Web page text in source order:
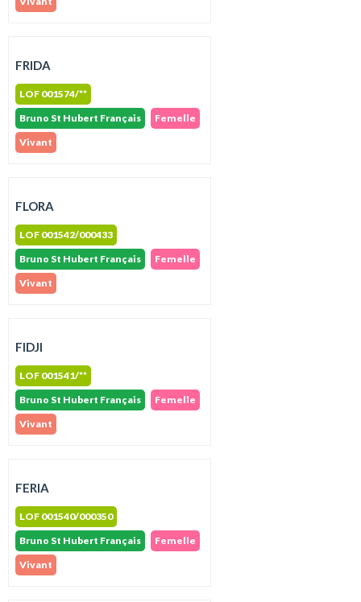
FRIDA
LOF 001574/**
Bruno St Hubert Français
Femelle
Vivant
FLORA
LOF 001542/000433
Bruno St Hubert Français
Femelle
Vivant
FIDJI
LOF 001541/**
Bruno St Hubert Français
Femelle
Vivant
FERIA
LOF 001540/000350
Bruno St Hubert Français
Femelle
Vivant